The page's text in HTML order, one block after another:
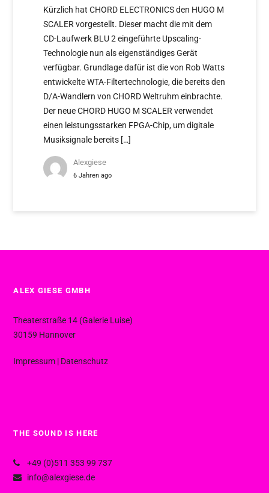
Kürzlich hat CHORD ELECTRONICS den HUGO M
SCALER vorgestellt. Dieser macht die mit dem
CD-Laufwerk BLU 2 eingeführte Upscaling-
Technologie nun als eigenständiges Gerät
verfügbar. Grundlage dafür ist die von Rob Watts
entwickelte WTA-Filtertechnologie, die bereits den
D/A-Wandlern von CHORD Weltruhm einbrachte.
Der neue CHORD HUGO M SCALER verwendet
einen leistungsstarken FPGA-Chip, um digitale
Musiksignale bereits […]
Alexgiese
6 Jahren ago
ALEX GIESE GMBH
Theaterstraße 14 (Galerie Luise)
30159 Hannover
Impressum | Datenschutz
THE SOUND IS HERE
+49 (0)511 353 99 737
info@alexgiese.de